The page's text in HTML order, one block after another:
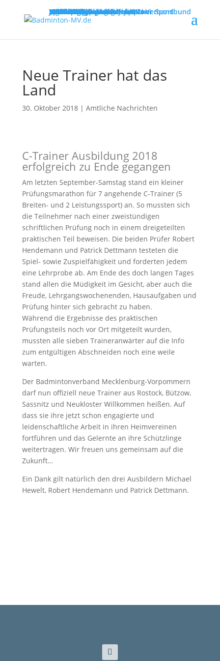
MENUMENU
Willkommen
Verband
Verbandsführung
Ausschreibungen
Vereine
Vereinsservice
Spielbetrieb
Turniere
Landesliga
Landesklasse
Bezirksliga
Lehre & Ausbildung
Ausbildungen
Fortbildungen
Trainerinfos
Schulsport
Shuttle Time
„Mach mit – spiel dich fit!“
Jugend trainiert für Olympia
Spiel- und Sportabzeichen
Badmintonabenteuer mit Toni
Links
DBV - Deutscher Badminton-Verband
DBV - Gruppe Nord
DOSB - Deutscher Olympischer Sportbund
LSB - Landessportbund MV
Neue Trainer hat das
Land
30. Oktober 2018| Amtliche Nachrichten
C-Trainer Ausbildung 2018
erfolgreich zu Ende gegangen
Am letzten September-Samstag stand ein kleiner
Prüfungsmarathon für 7 angehende C-Trainer (5
Breiten- und 2 Leistungssport) an. So mussten sich
die Teilnehmer nach einer zweistündigen
schriftlichen Prüfung noch in einem dreigeteilten
praktischen Teil beweisen. Die beiden Prüfer Robert
Hendemann und Patrick Dettmann testeten die
Spiel- sowie Zuspielfähigkeit und forderten jedem
eine Lehrprobe ab. Am Ende des doch langen Tages
stand allen die Müdigkeit im Gesicht, aber auch die
Freude, Lehrgangswochenenden, Hausaufgaben und
Prüfung hinter sich gebracht zu haben.
Während die Ergebnisse des praktischen
Prüfungsteils noch vor Ort mitgeteilt wurden,
mussten alle sieben Traineranwärter auf die Info
zum entgültigen Abschneiden noch eine weile
warten.
Der Badmintonverband Mecklenburg-Vorpommern
darf nun offiziell neue Trainer aus Rostock, Bützow,
Sassnitz und Neukloster Willkommen heißen. Auf
dass sie ihre jetzt schon engagierte und
leidenschaftliche Arbeit in ihren Heimvereinen
fortführen und das Gelernte an ihre Schützlinge
weitertragen. Wir freuen uns gemeinsam auf die
Zukunft…
Ein Dank gilt natürlich den drei Ausbildern Michael
Hewelt, Robert Hendemann und Patrick Dettmann.